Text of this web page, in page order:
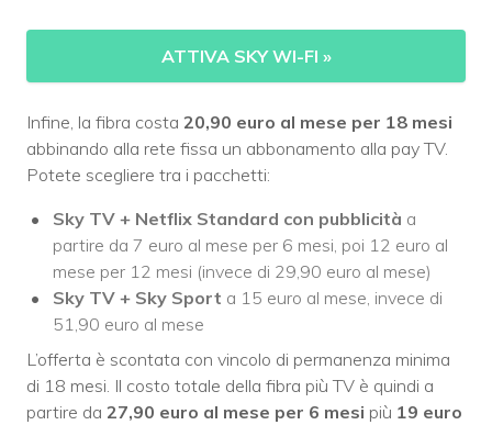
ATTIVA SKY WI-FI »
Infine, la fibra costa 20,90 euro al mese per 18 mesi
abbinando alla rete fissa un abbonamento alla pay TV.
Potete scegliere tra i pacchetti:
Sky TV + Netflix Standard con pubblicità a
partire da 7 euro al mese per 6 mesi, poi 12 euro al
mese per 12 mesi (invece di 29,90 euro al mese)
Sky TV + Sky Sport a 15 euro al mese, invece di
51,90 euro al mese
L’offerta è scontata con vincolo di permanenza minima
di 18 mesi. Il costo totale della fibra più TV è quindi a
partire da 27,90 euro al mese per 6 mesi più 19 euro